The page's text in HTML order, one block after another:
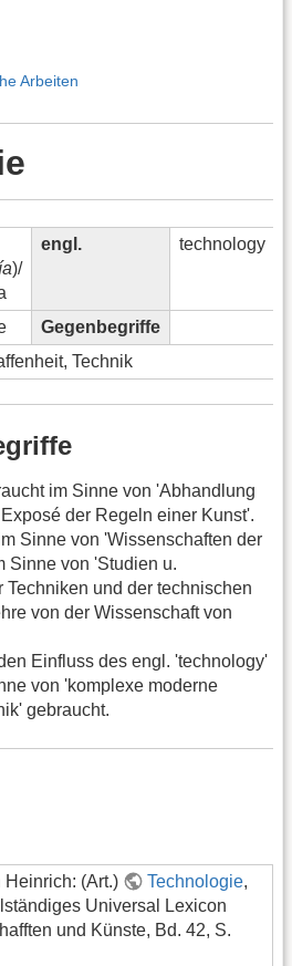
Arbeiten
)/
engl. technology
Gegenbegriffe
Technik
im Sinne von 'Abhandlung
der Regeln einer Kunst'.
Sinne von 'Wissenschaften der
Sinne von 'Studien u.
Techniken und der technischen
von der Wissenschaft von
Einfluss des engl. 'technology'
von 'komplexe moderne
gebraucht.
Heinrich: (Art.) Technologie,
Universal Lexicon
und Künste, Bd. 42, S.